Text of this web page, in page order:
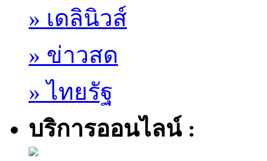
» เดลินิวส์
» ข่าวสด
» ไทยรัฐ
บริการออนไลน์ :